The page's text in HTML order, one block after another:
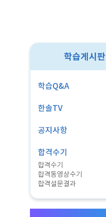
학습게시판
학습Q&A
한솔TV
공지사항
합격수기
합격수기
합격동영상수기
합격설문결과